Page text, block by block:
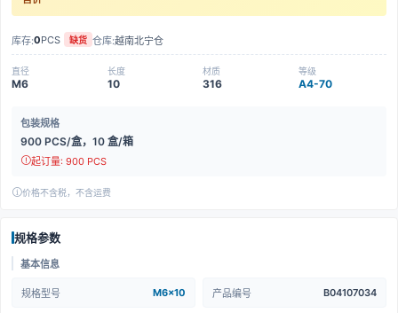
库存:0PCS 缺货 仓库:越南北宁仓
直径
M6
长度
10
材质
316
等级
A4-70
包装规格
900 PCS/盒，10 盒/箱
起订量: 900 PCS
价格不含税，不含运费
规格参数
基本信息
规格型号 M6x10 产品编号 B04107034